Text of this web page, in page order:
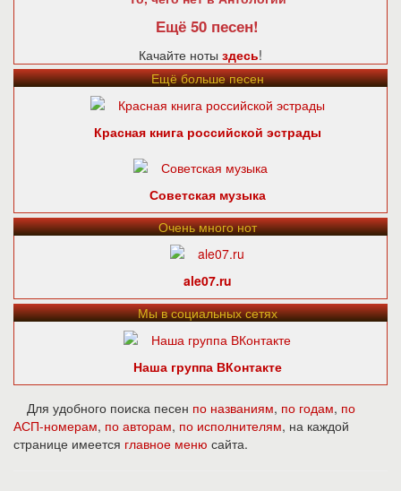
Ещё 50 песен!
Качайте ноты здесь!
Ещё больше песен
Красная книга российской эстрады
Советская музыка
Очень много нот
ale07.ru
Мы в социальных сетях
Наша группа ВКонтакте
Для удобного поиска песен по названиям, по годам, по
АСП-номерам, по авторам, по исполнителям, на каждой
странице имеется главное меню сайта.